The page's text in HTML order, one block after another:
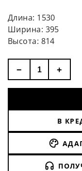
Длина: 1530
Ширина: 395
Высота: 814
− +
В